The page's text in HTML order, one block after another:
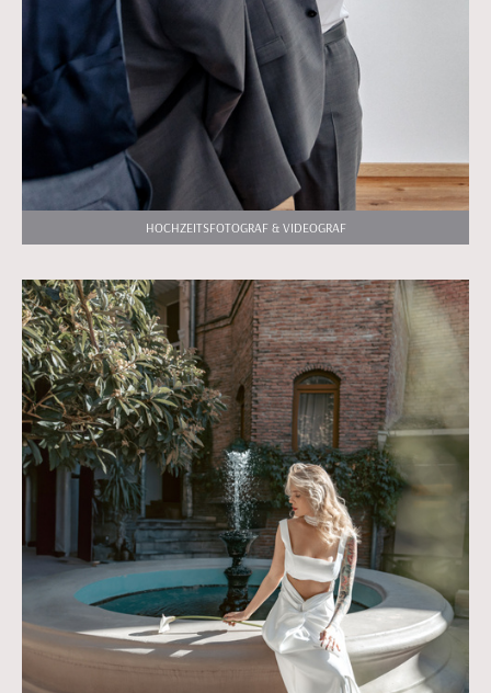
HOCHZEITSFOTOGRAF & VIDEOGRAF